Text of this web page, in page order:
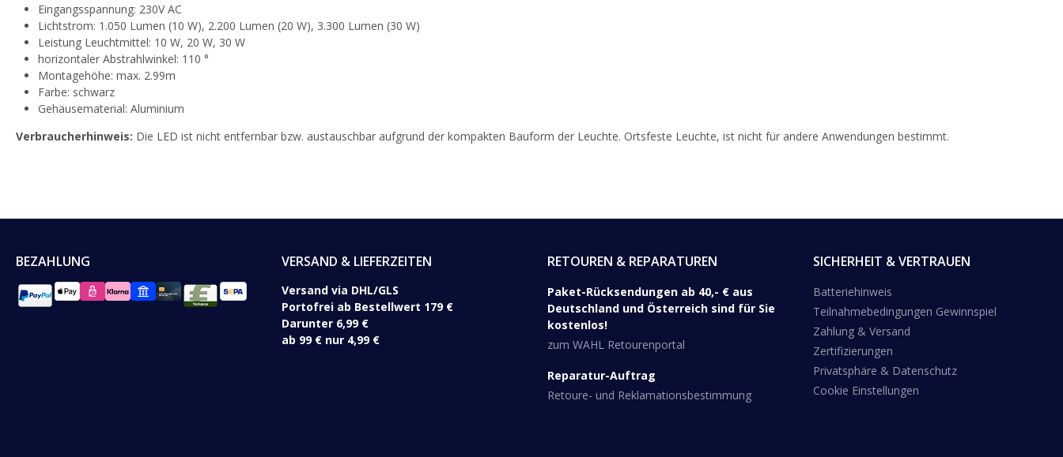
Eingangsspannung: 230V AC
Lichtstrom: 1.050 Lumen (10 W), 2.200 Lumen (20 W), 3.300 Lumen (30 W)
Leistung Leuchtmittel: 10 W, 20 W, 30 W
horizontaler Abstrahlwinkel: 110 °
Montagehöhe: max. 2.99m
Farbe: schwarz
Gehäusematerial: Aluminium
Verbraucherhinweis: Die LED ist nicht entfernbar bzw. austauschbar aufgrund der kompakten Bauform der Leuchte. Ortsfeste Leuchte, ist nicht für andere Anwendungen bestimmt.
BEZAHLUNG VERSAND & LIEFERZEITEN
Versand via DHL/GLS ​
Portofrei ab Bestellwert 179 €
Darunter 6,99 €
ab 99 € nur 4,99 €
RETOUREN & REPARATUREN
Paket-Rücksendungen ab 40,- € aus
Deutschland und Österreich sind für Sie
kostenlos!
zum WAHL Retourenportal
Reparatur-Auftrag
Retoure- und Reklamationsbestimmung
SICHERHEIT & VERTRAUEN
Batteriehinweis
Teilnahmebedingungen Gewinnspiel
Zahlung & Versand
Zertifizierungen
Privatsphäre & Datenschutz
Cookie Einstellungen